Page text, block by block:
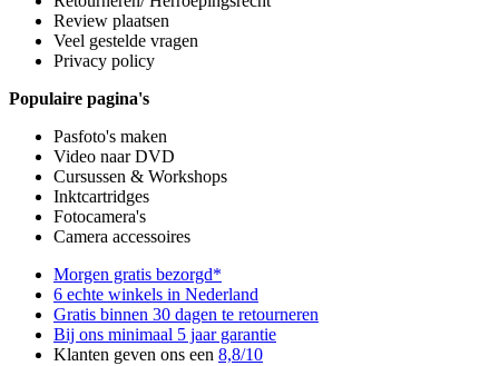
Review plaatsen
Veel gestelde vragen
Privacy policy
Populaire pagina's
Pasfoto's maken
Video naar DVD
Cursussen & Workshops
Inktcartridges
Fotocamera's
Camera accessoires
Morgen gratis bezorgd*
6 echte winkels in Nederland
Gratis binnen 30 dagen te retourneren
Bij ons minimaal 5 jaar garantie
Klanten geven ons een 8,8/10